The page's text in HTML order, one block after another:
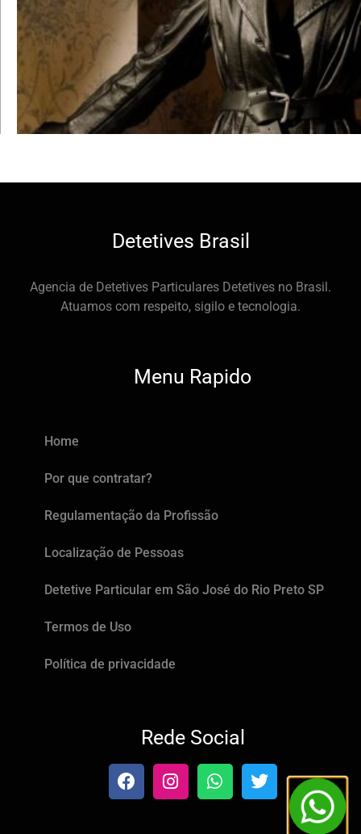
Detetives Brasil
Agencia de Detetives Particulares Detetives no Brasil.
Atuamos com respeito, sigilo e tecnologia.
Menu Rapido
Home
Por que contratar?
Regulamentação da Profissão
Localização de Pessoas
Detetive Particular em São José do Rio Preto SP
Termos de Uso
Política de privacidade
Rede Social